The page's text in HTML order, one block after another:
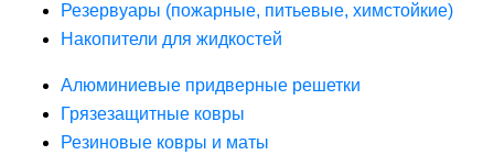
Резервуары (пожарные, питьевые, химстойкие)
Накопители для жидкостей
Алюминиевые придверные решетки
Грязезащитные ковры
Резиновые ковры и маты